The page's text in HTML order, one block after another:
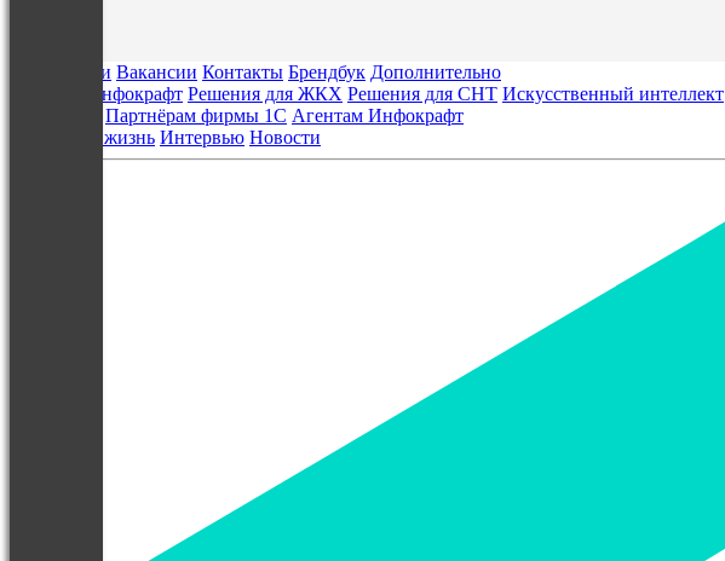
О компании Вакансии Контакты Брендбук Дополнительно
Решения Инфокрафт Решения для ЖКХ Решения для СНТ Искусственный интеллект
Партнёрам фирмы 1С Агентам Инфокрафт
Наша жизнь Интервью Новости